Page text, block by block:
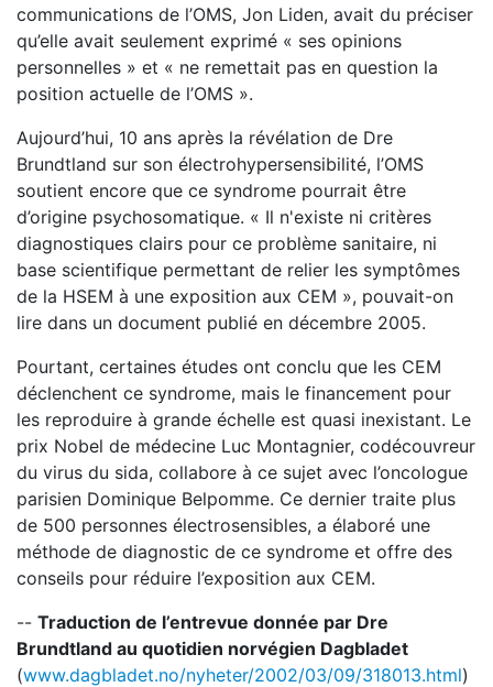
communications de l’OMS, Jon Liden, avait du préciser
qu’elle avait seulement exprimé « ses opinions
personnelles » et « ne remettait pas en question la
position actuelle de l’OMS ».
Aujourd’hui, 10 ans après la révélation de Dre
Brundtland sur son électrohypersensibilité, l’OMS
soutient encore que ce syndrome pourrait être
d’origine psychosomatique. « Il n'existe ni critères
diagnostiques clairs pour ce problème sanitaire, ni
base scientifique permettant de relier les symptômes
de la HSEM à une exposition aux CEM », pouvait-on
lire dans un document publié en décembre 2005.
Pourtant, certaines études ont conclu que les CEM
déclenchent ce syndrome, mais le financement pour
les reproduire à grande échelle est quasi inexistant. Le
prix Nobel de médecine Luc Montagnier, codécouvreur
du virus du sida, collabore à ce sujet avec l’oncologue
parisien Dominique Belpomme. Ce dernier traite plus
de 500 personnes électrosensibles, a élaboré une
méthode de diagnostic de ce syndrome et offre des
conseils pour réduire l’exposition aux CEM.
-- Traduction de l’entrevue donnée par Dre
Brundtland au quotidien norvégien Dagbladet
(www.dagbladet.no/nyheter/2002/03/09/318013.html)